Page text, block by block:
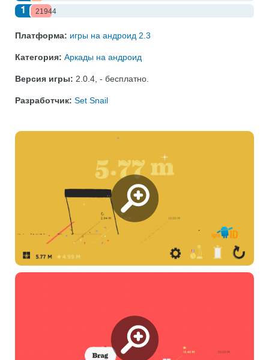
1 21944
Платформа: игры на андроид 2.3
Категория: Аркады на андроид
Версия игры: 2.0.4 - бесплатно
Разработчик: Set Snail